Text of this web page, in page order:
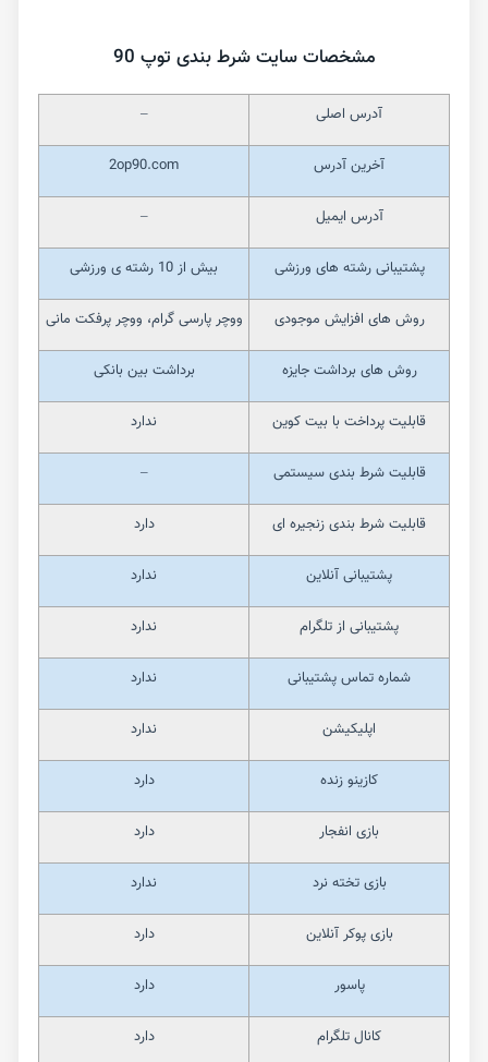
مشخصات سایت شرط بندی توپ 90
آدرس اصلی –
آخرین آدرس 2op90.com
آدرس ایمیل –
پشتیبانی رشته های ورزشی بیش از 10 رشته ی ورزشی
روش های افزایش موجودی ووچر پارسی گرام، ووچر پرفکت مانی
روش های برداشت جایزه برداشت بین بانکی
قابلیت پرداخت با بیت کوین ندارد
قابلیت شرط بندی سیستمی –
قابلیت شرط بندی زنجیره ای دارد
پشتیبانی آنلاین ندارد
پشتیبانی از تلگرام ندارد
شماره تماس پشتیبانی ندارد
اپلیکیشن ندارد
کازینو زنده دارد
بازی انفجار دارد
بازی تخته نرد ندارد
بازی پوکر آنلاین دارد
پاسور دارد
کانال تلگرام دارد